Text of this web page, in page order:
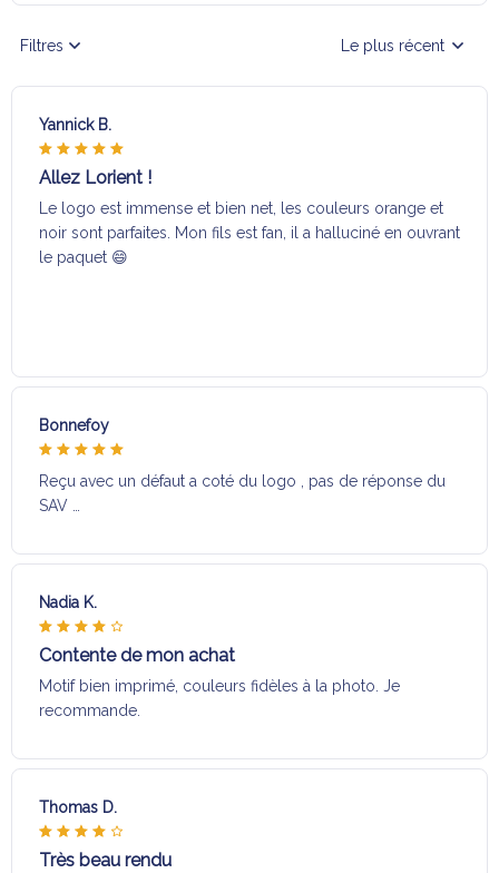
Filtres Le plus récent
Yannick B.
Allez Lorient !
Le logo est immense et bien net, les couleurs orange et
noir sont parfaites. Mon fils est fan, il a halluciné en ouvrant
le paquet 😄
Bonnefoy
Reçu avec un défaut a coté du logo , pas de réponse du
SAV …
Nadia K.
Contente de mon achat
Motif bien imprimé, couleurs fidèles à la photo. Je
recommande.
Thomas D.
Très beau rendu